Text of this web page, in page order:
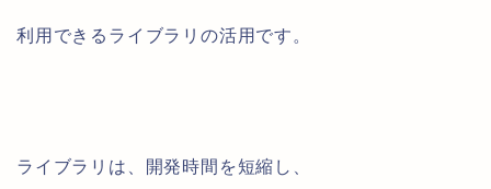
利用できるライブラリの活用です。
ライブラリは、開発時間を短縮し、